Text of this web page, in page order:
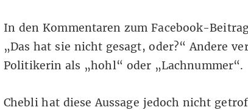
In den Kommentaren zum Facebook-
„Das hat sie nicht gesagt, oder?“ Andere
Politikerin als „hohl“ oder „Lachnummer“.
Chebli hat diese Aussage jedoch nicht